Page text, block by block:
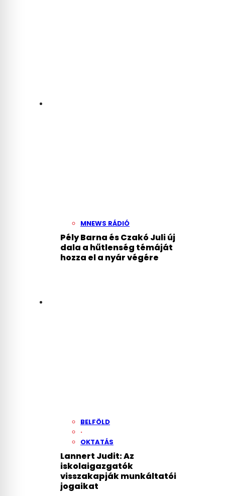
MNEWS RÁDIÓ
Pély Barna és Czakó Juli új
dala a hűtlenség témáját
hozza el a nyár végére
BELFÖLD
·
OKTATÁS
Lannert Judit: Az
iskolaigazgatók
visszakapják munkáltatói
jogaikat